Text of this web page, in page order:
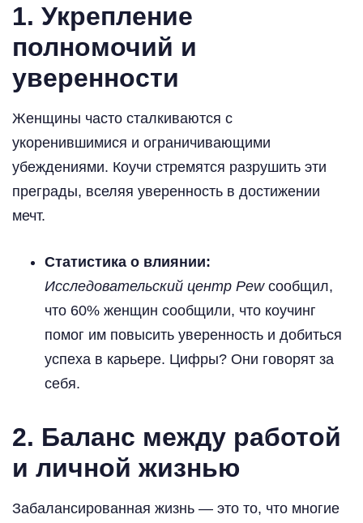
1. Укрепление
полномочий и
уверенности
Женщины часто сталкиваются с
укоренившимися и ограничивающими
убеждениями. Коучи стремятся разрушить эти
преграды, вселяя уверенность в достижении
мечт.
Статистика о влиянии:
Исследовательский центр Pewсообщил,
что 60% женщин сообщили, что коучинг
помог им повысить уверенность и добиться
успеха в карьере. Цифры? Они говорят за
себя.
2. Баланс между работой
и личной жизнью
Забалансированная жизнь — это то, что многие